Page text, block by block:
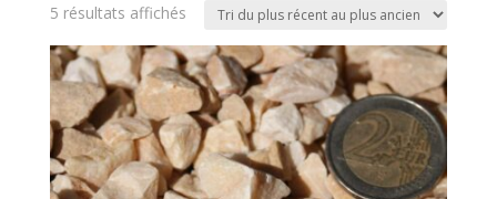
5 résultats affichésTrié
plus
récent
au
plus
ancien